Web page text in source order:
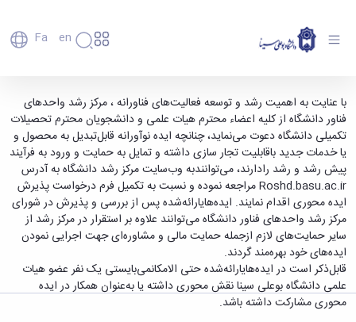
Fa En
دانشگاه
تاریخچه
و
معرفی
برنامه
راهبردی
دانشگاه
نقشه
دانشگاه
سازمان
دانشگاه
معاونت
توسعه
مدیریت
اعضای
هیأت
علمی
کارکنان
دانشجویان
فارغ
التحصیلان
دانشکده‌ها
پردیس
اصلی
مهندسی
کشاورزی
شیمی
و
ارتباط
با ما
روابط
بین
الملل
(قدم
الآن)
قابل‌توجه کلیه اعضاء محترم هیات علمی و
دانشجویان تحصیلات تکمیلی دانشگاه - دانشگاه
بوعلی سینا همدان
با عنایت به اهمیت رشد و توسعه فعالیت‌های فناورانه ، مرکز رشد واحدهای
فناور دانشگاه از کلیه اعضاء محترم هیات علمی و دانشجویان محترم تحصیلات
تکمیلی دانشگاه دعوت می‌نماید، چنانچه ایده نوآورانه قابل‌تبدیل به محصول و
یا خدمات جدید باقابلیت تجار سازی داشته و تمایل به حمایت و ورود به فرآیند
پیش رشد و رشد رادارند، می‌توانندبه وب‌سایت مرکز رشد دانشگاه به آدرس
Roshd.basu.ac.ir مراجعه نموده و نسبت به تکمیل فرم درخواست پذیرش
ایده محوری اقدام نمایند. ایده‌هایارائه‌شده پس از بررسی و پذیرش در شورای
مرکز رشد واحدهای فناور دانشگاه می‌توانند علاوه بر استقرار در مرکز رشد از
سایر حمایت‌های لازم ازجمله حمایت مالی و مشاوره‌ای جهت اجرایی نمودن
ایده‌های خود بهره‌مند گردند.
قابل‌ذکر است در ایده‌هایارائه‌شده حتی الامکانمی‌بایستی یک نفر عضو هیات
علمی دانشگاه بوعلی سینا نقش محوری داشته یا به‌عنوان همکار در ایده
محوری مشارکت داشته باشد.